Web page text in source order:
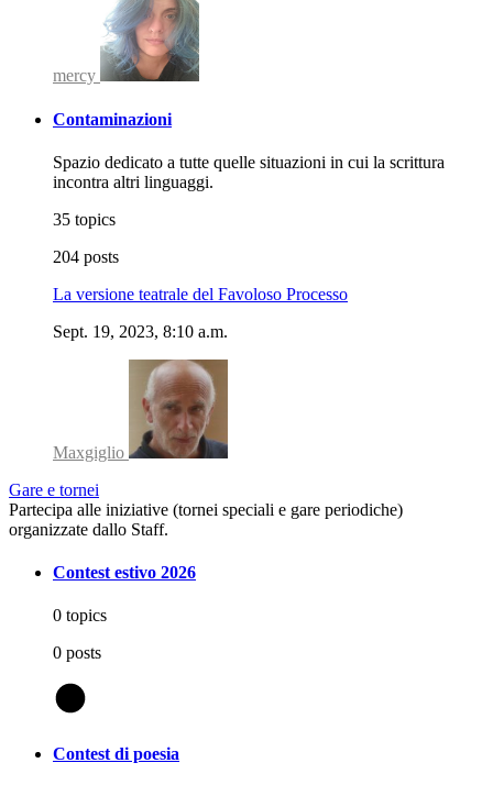
mercy
Contaminazioni
Spazio dedicato a tutte quelle situazioni in cui la scrittura
incontra altri linguaggi.
35 topics
204 posts
La versione teatrale del Favoloso Processo
Sept. 19, 2023, 8:10 a.m.
Maxgiglio
Gare e tornei
Partecipa alle iniziative (tornei speciali e gare periodiche)
organizzate dallo Staff.
Contest estivo 2026
0 topics
0 posts
Contest di poesia